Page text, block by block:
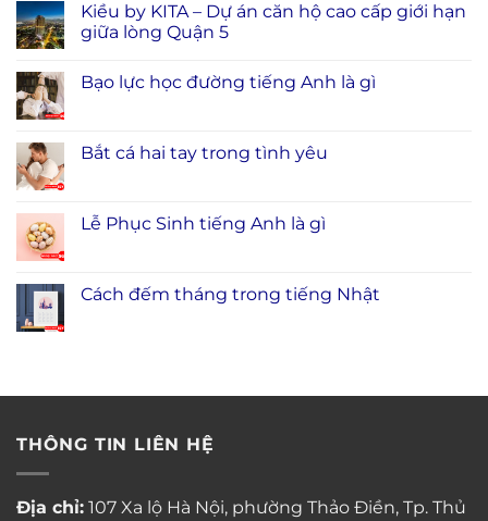
Kiều by KITA – Dự án căn hộ cao cấp giới hạn
giữa lòng Quận 5
Bạo lực học đường tiếng Anh là gì
Bắt cá hai tay trong tình yêu
Lễ Phục Sinh tiếng Anh là gì
Cách đếm tháng trong tiếng Nhật
THÔNG TIN LIÊN HỆ
Địa chỉ: 107 Xa lộ Hà Nội, phường Thảo Điền, Tp. Thủ